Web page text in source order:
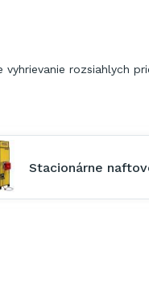
rozsiahlych
Stacionárne